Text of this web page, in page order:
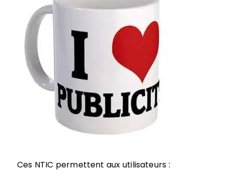
Ces NTIC permettent aux utilisateurs :